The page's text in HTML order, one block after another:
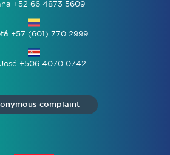
+52 66 4873 5609
+57 (601) 770 2999
+506 4070 0742
complaint